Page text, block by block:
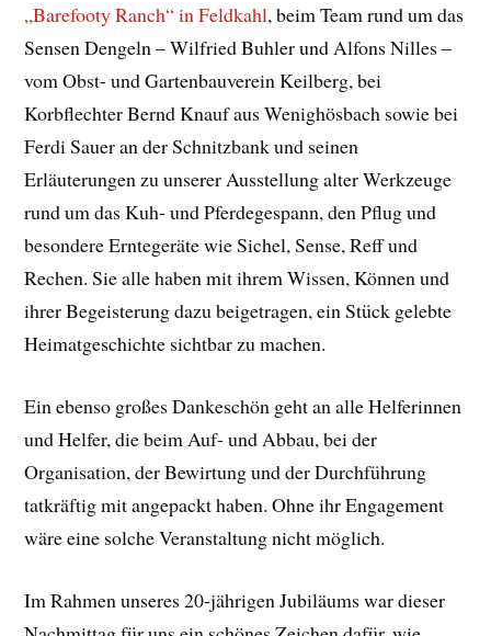
„Barefooty Ranch“ in Feldkahl, beim Team rund um das
Sensen Dengeln – Wilfried Buhler und Alfons Nilles –
vom Obst- und Gartenbauverein Keilberg, bei
Korbflechter Bernd Knauf aus Wenighösbach sowie bei
Ferdi Sauer an der Schnitzbank und seinen
Erläuterungen zu unserer Ausstellung alter Werkzeuge
rund um das Kuh- und Pferdegespann, den Pflug und
besondere Erntegeräte wie Sichel, Sense, Reff und
Rechen. Sie alle haben mit ihrem Wissen, Können und
ihrer Begeisterung dazu beigetragen, ein Stück gelebte
Heimatgeschichte sichtbar zu machen.
Ein ebenso großes Dankeschön geht an alle Helferinnen
und Helfer, die beim Auf- und Abbau, bei der
Organisation, der Bewirtung und der Durchführung
tatkräftig mit angepackt haben. Ohne ihr Engagement
wäre eine solche Veranstaltung nicht möglich.
Im Rahmen unseres 20-jährigen Jubiläums war dieser